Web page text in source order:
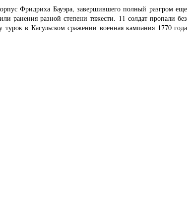
Фридриха Бауэра, завершившего полный разгром еще
ранения разной степени тяжести. 11 солдат пропали без
в Кагульском сражении военная кампания 1770 года